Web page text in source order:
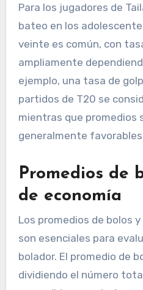
Para los jugadores de
bateo en los
veinte es común, con
ampliamente
ejemplo, una tasa de
partidos de T20 se
mientras que promedios
generalmente
Promedios de
de economía
Los promedios de bolos
son esenciales para
bolador. El promedio de
dividiendo el número